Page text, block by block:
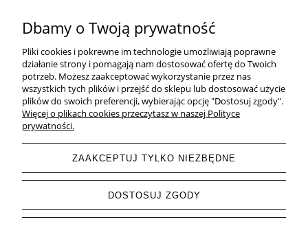
Natural Home Decor | E-mail: sklep at naturalhomedecor.pl | Tel.:
507 707 299
| NIP: 7971800592 | REGON: 381429127
Copyright © 2026 - Naturalhomedecor.pl
Dbamy o Twoją prywatność
Pliki cookies i pokrewne im technologie umożliwiają poprawne
działanie strony i pomagają nam dostosować ofertę do Twoich
potrzeb. Możesz zaakceptować wykorzystanie przez nas
wszystkich tych plików i przejść do sklepu lub dostosować użycie
plików do swoich preferencji, wybierając opcję "Dostosuj zgody".
Więcej o plikach cookies przeczytasz w naszej Polityce
prywatności.
ZAAKCEPTUJ TYLKO NIEZBĘDNE
DOSTOSUJ ZGODY